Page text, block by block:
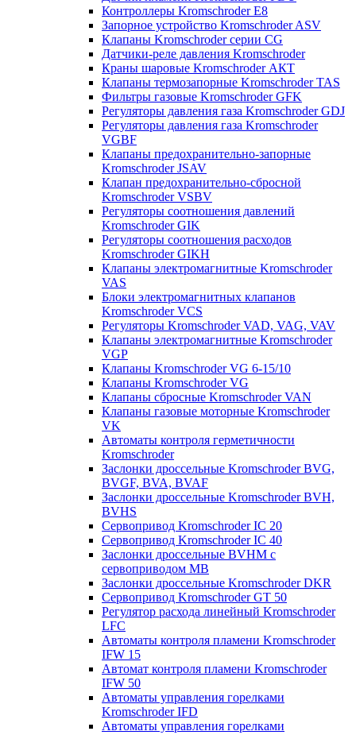
Контроллеры Kromschroder E8
Запорное устройство Kromschroder ASV
Клапаны Kromschroder серии CG
Датчики-реле давления Kromschroder
Краны шаровые Kromschroder АКТ
Клапаны термозапорные Kromschroder TAS
Фильтры газовые Kromschroder GFK
Регуляторы давления газа Kromschroder GDJ
Регуляторы давления газа Kromschroder
VGBF
Клапаны предохранительно-запорные
Kromschroder JSAV
Клапан предохранительно-сбросной
Kromschroder VSBV
Регуляторы соотношения давлений
Kromschroder GIK
Регуляторы соотношения расходов
Kromschroder GIKH
Клапаны электромагнитные Kromschroder
VAS
Блоки электромагнитных клапанов
Kromschroder VCS
Регуляторы Kromschroder VAD, VAG, VAV
Клапаны электромагнитные Kromschroder
VGP
Клапаны Kromschroder VG 6-15/10
Клапаны Kromschroder VG
Клапаны сбросные Kromschroder VAN
Клапаны газовые моторные Kromschroder
VK
Автоматы контроля герметичности
Kromschroder
Заслонки дроссельные Kromschroder BVG,
BVGF, BVA, BVAF
Заслонки дроссельные Kromschroder BVH,
BVHS
Сервопривод Kromschroder IC 20
Сервопривод Kromschroder IC 40
Заслонки дроссельные BVHM с
сервоприводом МВ
Заслонки дроссельные Kromschroder DKR
Cервопривод Kromschroder GT 50
Регулятор расхода линейный Kromschroder
LFC
Автоматы контроля пламени Kromschroder
IFW 15
Автомат контроля пламени Kromschroder
IFW 50
Автоматы управления горелками
Kromschroder IFD
Автоматы управления горелками